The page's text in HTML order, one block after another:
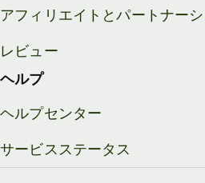
アフィリエイトとパートナー
レビュー
ヘルプ
ヘルプセンター
サービスステータス